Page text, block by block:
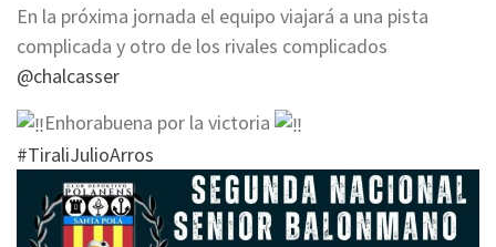
En la próxima jornada el equipo viajará a una pista
complicada y otro de los rivales complicados
@chalcasser
Enhorabuena por la victoria
#TiraliJulioArros